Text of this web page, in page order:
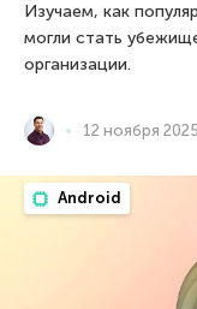
Изучаем, как
могли стать
организации.
12 ноября 2025
Android